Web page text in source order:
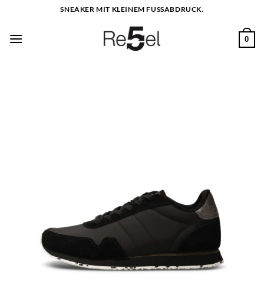
springen
SNEAKER MIT KLEINEM FUSSABDRUCK.
0